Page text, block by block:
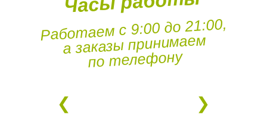
Работаем с 9:00 до 21:00,
а заказы принимаем
по телефону